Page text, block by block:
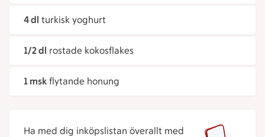
4 dl turkisk yoghurt
1/2 dl rostade kokosflakes
1 msk flytande honung
Ha med dig inköpslistan överallt med